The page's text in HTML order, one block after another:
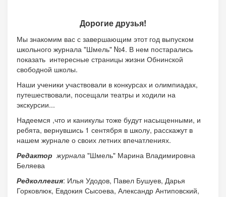
Дорогие друзья!
Мы знакомим вас с завершающим этот год выпуском
школьного журнала "Шмель" №4. В нем постарались
показать интересные страницы жизни Обнинской
свободной школы.
Наши ученики участвовали в конкурсах и олимпиадах,
путешествовали, посещали театры и ходили на
экскурсии...
Надеемся ,что и каникулы тоже будут насыщенными, и
ребята, вернувшись 1 сентября в школу, расскажут в
нашем журнале о своих летних впечатлениях.
Редактор журнала "Шмель" Марина Владимировна
Беляева
Редколлегия: Илья Удодов, Павел Бушуев, Дарья
Горковлюк, Евдокия Сысоева, Александр Антиповский,